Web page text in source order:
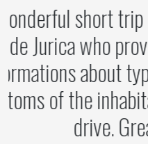
A wonderful
guide Jurica who
informations about
customs of the
drive.